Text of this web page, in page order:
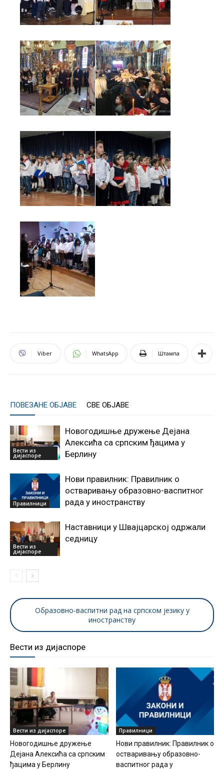
Viber WhatsApp Штампа
ПОВЕЗАНЕ ОБЈАВЕ СВЕ ОБЈАВЕ
Вести из
дијаспоре
Новогодишње дружење Дејана
Алексића са српским ђацима у
Берлину
Правилници
Нови правилник: Правилник о
остваривању образовно-васпитног
рада у иностранству
Вести из
дијаспоре
Наставници у Швајцарској одржали
седницу
Образовно-васпитни рад на српском језику у
иностранству
Вести из дијаспоре
Вести из дијаспоре
Новогодишње дружење
Дејана Алексића са српским
ђацима у Берлину
Правилници
Нови правилник: Правилник о
остваривању образовно-
васпитног рада у